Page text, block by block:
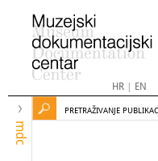
HR| EN
mdc
PRETRAŽIVANJE